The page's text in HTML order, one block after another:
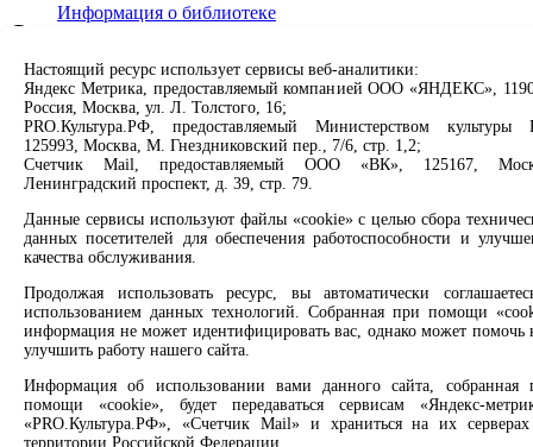
Информация о библиотеке
Библиотека № 13 ВНФО
Свободно - 1, всего - 1
Информация о библиотеке
Библиотека № 13 ВНФО
Свободно - 1, всего - 1
Библиотека «Олимп»
Информация о библиотеке
Сервисы
Продлить книгу
Спроси библиотекаря
Спроси краеведа
Оцените качество услуг
Направить обращение директору
Соцсети
Вконтакте
Max
Rutube
клавиши Ctrl+Enter или ссылку ниже
Сообщить об ошибке
Настоящий ресурс использует сервисы веб-аналитики:
Яндекс Метрика, предоставляемый компанией ООО «ЯНДЕКС»,
Россия, Москва, ул. Л. Толстого, 16;
PRO.Культура.РФ, предоставляемый Министерством культуры
125993, Москва, М. Гнездниковский пер., 7/6, стр. 1,2;
Счетчик Mail, предоставляемый ООО «ВК», 125167,
Ленинградский проспект, д. 39, стр. 79.
Данные сервисы используют файлы «cookie» с целью сбора
данных посетителей для обеспечения работоспособности и
качества обслуживания.
Продолжая использовать ресурс, вы автоматически
использованием данных технологий. Собранная при помощи
информация не может идентифицировать вас, однако может помочь
улучшить работу нашего сайта.
Информация об использовании вами данного сайта, собранная
помощи «cookie», будет передаваться сервисам «Яндекс-
«PRO.Культура.РФ», «Счетчик Mail» и храниться на их
территории Российской Федерации.